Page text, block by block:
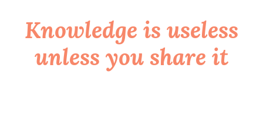
Skip
content
Knowledge is useless
unless you share it